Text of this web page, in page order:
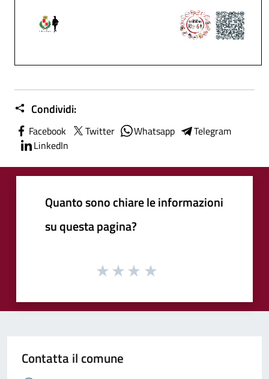
Condividi:
Facebook Twitter Whatsapp
Telegram
LinkedIn
Quanto sono chiare le informazioni
su questa pagina?
Contatta il comune